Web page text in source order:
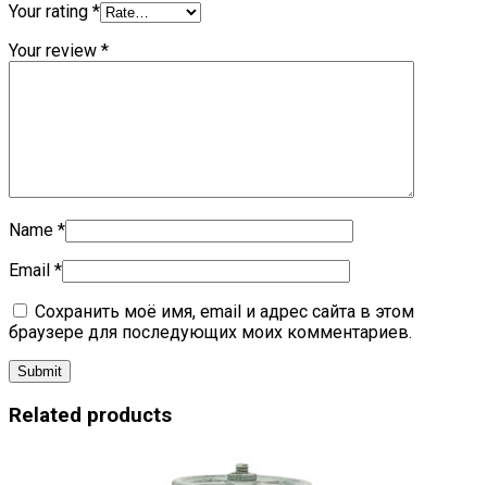
Your rating *
Your review *
Name *
Email *
Сохранить моё имя, email и адрес сайта в этом
браузере для последующих моих комментариев.
Related products